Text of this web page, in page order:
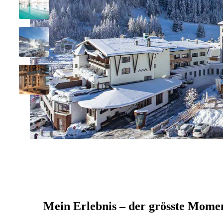
Mein Erlebnis – der grösste